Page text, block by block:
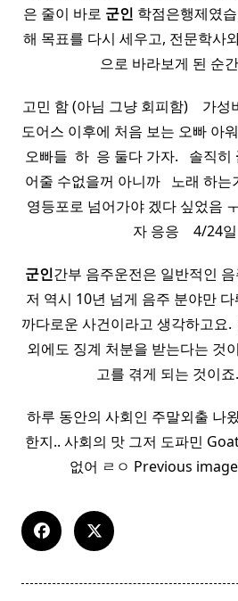
은 줄이 바로 군인 학점은행제였
해 목표를 다시 세우고, 전문학사
으로 바라보게 된 순
고민 함 (아님 그냥 회피함) ​ ​ ​ 가성
도어스 이후에 처음 보는 오빠 아
오빠들 ​ 하 ​ 응 둘다 가자. ​ ​ 솔직히
어줄 수없을꺼 아니까 ​ ​ 노래 하
영등포로 넘어가야 겠다 싶었음
자 응응 ​ ​ ​ 4/24
군인간부 음주운전은 일반적인
저 역시 10년 넘게 음주 분야만
까다로운 사건이라고 생각하고요.
외에도 징계 처분을 받는다는 것
고를 겪게 되는 것이
하루 동안의 사회인 주말외출 나
한지.. 사회의 맛 그저 도파민
없어 ㄹㅇ Previous